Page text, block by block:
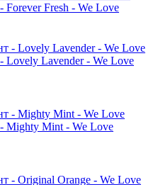
Forever Fresh - We Love
Lovely Lavender - We Love
Mighty Mint - We Love